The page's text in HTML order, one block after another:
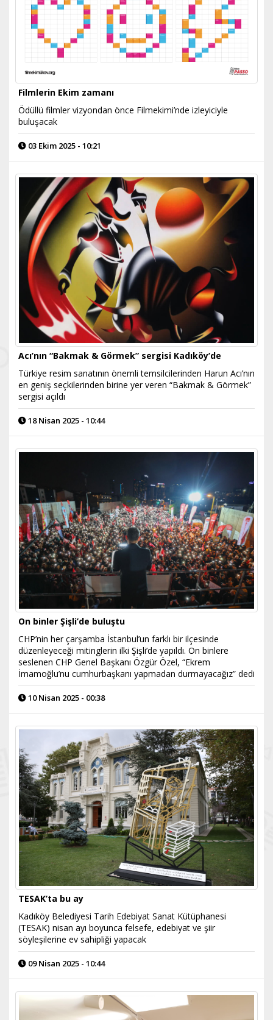
Filmlerin Ekim zamanı
Ödüllü filmler vizyondan önce Filmekimi’nde izleyiciyle
buluşacak
03 Ekim 2025 - 10:21
Acı’nın “Bakmak & Görmek” sergisi Kadıköy’de
Türkiye resim sanatının önemli temsilcilerinden Harun Acı’nın
en geniş seçkilerinden birine yer veren “Bakmak & Görmek”
sergisi açıldı
18 Nisan 2025 - 10:44
On binler Şişli’de buluştu
CHP’nin her çarşamba İstanbul’un farklı bir ilçesinde
düzenleyeceği mitinglerin ilki Şişli’de yapıldı. On binlere
seslenen CHP Genel Başkanı Özgür Özel, “Ekrem
İmamoğlu’nu cumhurbaşkanı yapmadan durmayacağız” dedi
10 Nisan 2025 - 00:38
TESAK’ta bu ay
Kadıköy Belediyesi Tarih Edebiyat Sanat Kütüphanesi
(TESAK) nisan ayı boyunca felsefe, edebiyat ve şiir
söyleşilerine ev sahipliği yapacak
09 Nisan 2025 - 10:44